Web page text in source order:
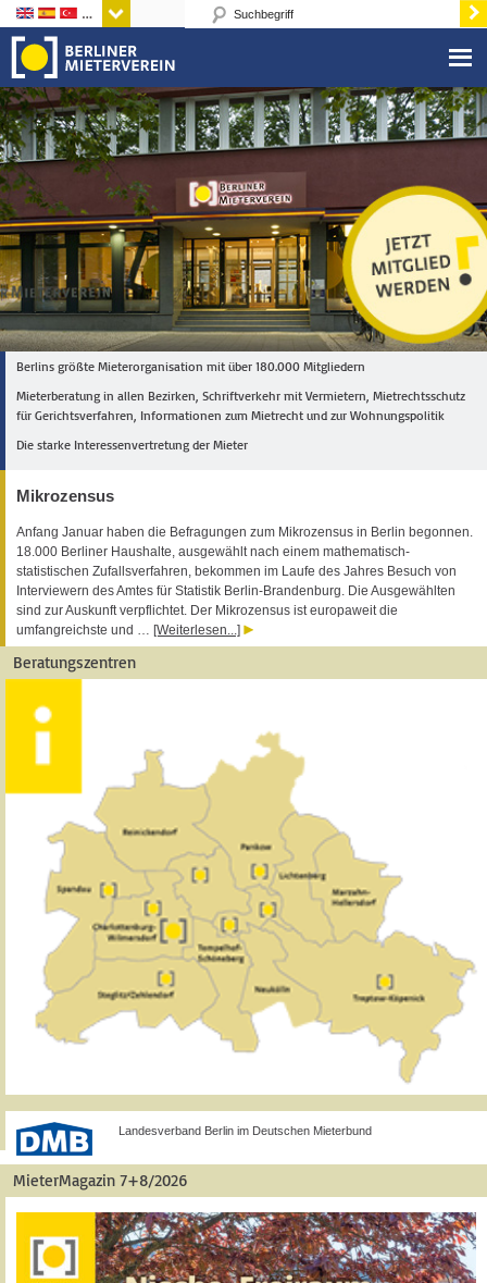
Sprachen
Berlins größte Mieterorganisation mit über 180.000 Mitgliedern
Mieterberatung in allen Bezirken, Schriftverkehr mit Vermietern, Mietrechtsschutz
für Gerichtsverfahren, Informationen zum Mietrecht und zur Wohnungspolitik
Die starke Interessenvertretung der Mieter
Mikrozensus
Anfang Januar haben die Befragungen zum Mikrozensus in Berlin begonnen.
18.000 Berliner Haushalte, ausgewählt nach einem mathematisch-
statistischen Zufallsverfahren, bekommen im Laufe des Jahres Besuch von
Interviewern des Amtes für Statistik Berlin-Brandenburg. Die Ausgewählten
sind zur Auskunft verpflichtet. Der Mikrozensus ist europaweit die
umfangreichste und … [Weiterlesen...]
Beratungszentren
Landesverband Berlin im Deutschen Mieterbund
MieterMagazin 7+8/2026